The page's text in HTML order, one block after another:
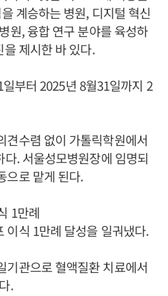
계승하는 병원, 디지털 혁신
원, 융합 연구 분야를 육성하
제시한 바 있다.
부터 2025년 8월31일까지 2
견수렴 없이 가톨릭학원에서
. 서울성모병원장에 임명되
으로 맡게 된다.
1만례
이식 1만례 달성을 일궈냈다.
기관으로 혈액질환 치료에서
.